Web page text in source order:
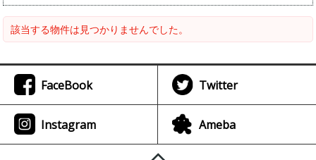
該当する物件は見つかりませんでした。
FaceBook Twitter
Instagram Ameba